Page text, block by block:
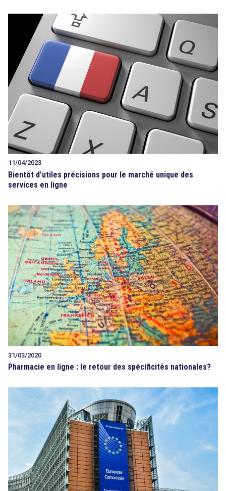
11/04/2023
Bientôt d’utiles précisions pour le marché unique des
services en ligne
31/03/2020
Pharmacie en ligne : le retour des spécificités nationales?